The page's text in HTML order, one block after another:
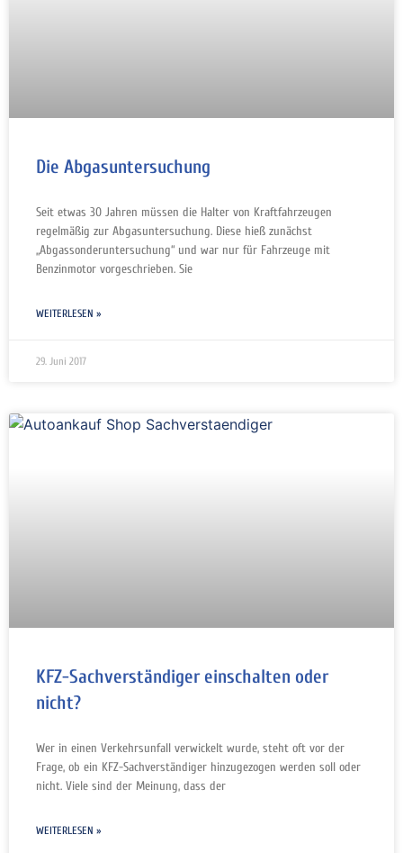
Die Abgasuntersuchung
Seit etwas 30 Jahren müssen die Halter von Kraftfahrzeugen
regelmäßig zur Abgasuntersuchung. Diese hieß zunächst
„Abgassonderuntersuchung“ und war nur für Fahrzeuge mit
Benzinmotor vorgeschrieben. Sie
WEITERLESEN »
29. Juni 2017
KFZ-Sachverständiger einschalten oder
nicht?
Wer in einen Verkehrsunfall verwickelt wurde, steht oft vor der
Frage, ob ein KFZ-Sachverständiger hinzugezogen werden soll oder
nicht. Viele sind der Meinung, dass der
WEITERLESEN »